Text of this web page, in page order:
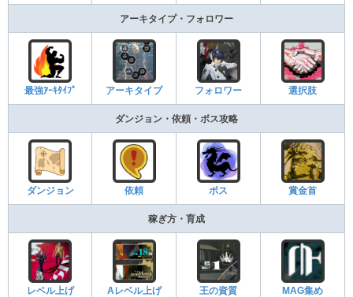
アーキタイプ・フォロワー
最強ｱｰｷﾀｲﾌﾟ アーキタイプ フォロワー 選択肢
ダンジョン・依頼・ボス攻略
ダンジョン 依頼 ボス 賞金首
稼ぎ方・育成
レベル上げ Aレベル上げ 王の資質 MAG集め